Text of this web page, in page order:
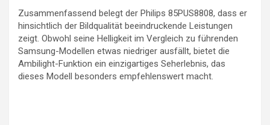
Zusammenfassend belegt der Philips 85PUS8808, dass er
hinsichtlich der Bildqualität beeindruckende Leistungen
zeigt. Obwohl seine Helligkeit im Vergleich zu führenden
Samsung-Modellen etwas niedriger ausfällt, bietet die
Ambilight-Funktion ein einzigartiges Seherlebnis, das
dieses Modell besonders empfehlenswert macht.